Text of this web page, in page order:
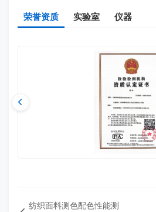
荣誉资质 实验室 仪器
纺织面料测色配色性能测